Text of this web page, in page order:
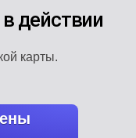
действии
карты.